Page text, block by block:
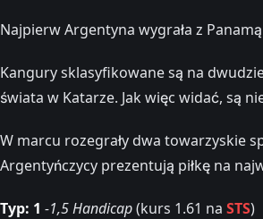
Najpierw Argentyna wygrała z
Kangury sklasyfikowane są na
świata w Katarze. Jak więc widać, są
W marcu rozegrały dwa towarzyskie
Argentyńczycy prezentują piłkę na
Typ: 1 -1,5 Handicap(kurs 1.61 na STS)